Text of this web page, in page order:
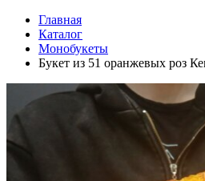
Главная
Каталог
Монобукеты
Букет из 51 оранжевых роз